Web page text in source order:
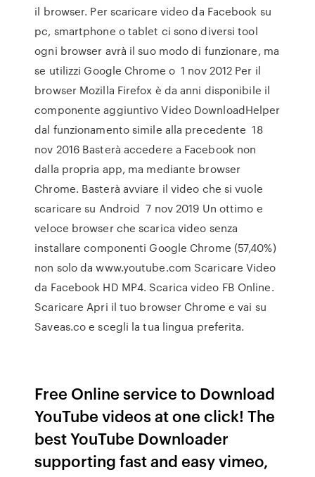
il browser. Per scaricare video da Facebook su
pc, smartphone o tablet ci sono diversi tool
ogni browser avrà il suo modo di funzionare, ma
se utilizzi Google Chrome o 1 nov 2012 Per il
browser Mozilla Firefox è da anni disponibile il
componente aggiuntivo Video DownloadHelper
dal funzionamento simile alla precedente 18
nov 2016 Basterà accedere a Facebook non
dalla propria app, ma mediante browser
Chrome. Basterà avviare il video che si vuole
scaricare su Android 7 nov 2019 Un ottimo e
veloce browser che scarica video senza
installare componenti Google Chrome (57,40%)
non solo da www.youtube.com Scaricare Video
da Facebook HD MP4. Scarica video FB Online.
Scaricare Apri il tuo browser Chrome e vai su
Saveas.co e scegli la tua lingua preferita.
Free Online service to Download
YouTube videos at one click! The
best YouTube Downloader
supporting fast and easy vimeo,